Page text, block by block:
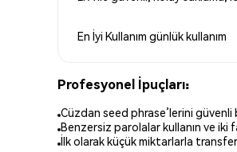
En İyi Kullanım günlük kullanım
Profesyonel İpuçları:
Cüzdan seed phrase’lerini
Benzersiz parolalar kullanın ve iki
İlk olarak küçük miktarlarla